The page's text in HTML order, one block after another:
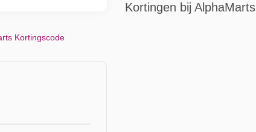
Kortingscode
Kortingen bij AlphaMarts